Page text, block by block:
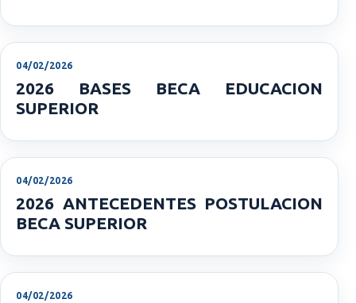
04/02/2026
2026 BASES BECA EDUCACION
SUPERIOR
04/02/2026
2026 ANTECEDENTES POSTULACION
BECA SUPERIOR
04/02/2026